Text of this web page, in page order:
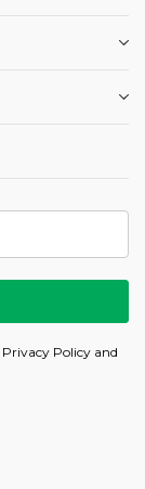
Privacy Policy and